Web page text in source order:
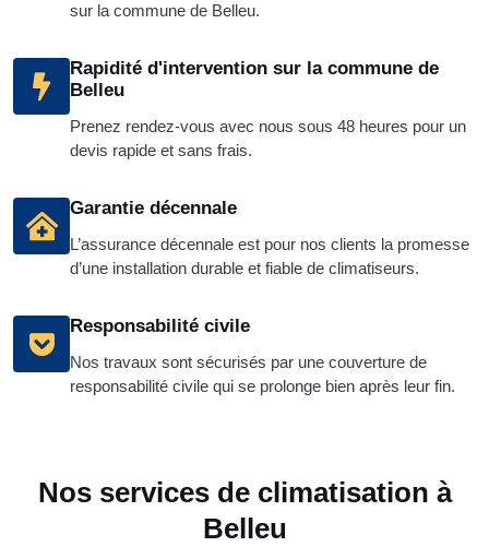
sur la commune de Belleu.
Rapidité d'intervention sur la commune de
Belleu
Prenez rendez-vous avec nous sous 48 heures pour un
devis rapide et sans frais.
Garantie décennale
L’assurance décennale est pour nos clients la promesse
d’une installation durable et fiable de climatiseurs.
Responsabilité civile
Nos travaux sont sécurisés par une couverture de
responsabilité civile qui se prolonge bien après leur fin.
Nos services de climatisation à
Belleu